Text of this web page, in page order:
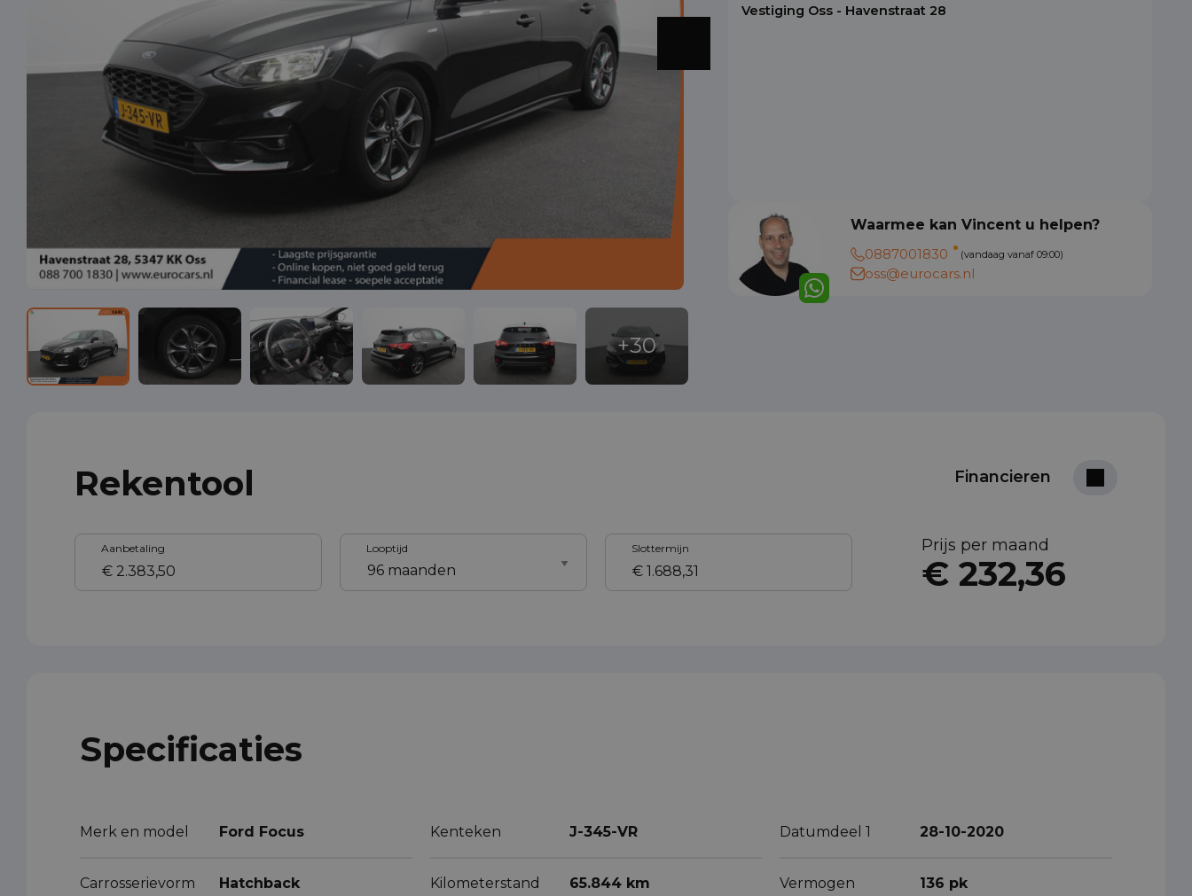
Vestiging Oss - Havenstraat 28
Waarmee kan Vincent u helpen?
0887001830
(vandaag vanaf 09:00)
oss@eurocars.nl
Rekentool Financieren
Aanbetaling Looptijd Slottermijn Prijs per maand
€ 232,36
Specificaties
Merk en model Ford Focus Kenteken J-345-VR Datumdeel 1 28-10-2020
Carrosserievorm Hatchback Kilometerstand 65.844 km Vermogen 136 pk